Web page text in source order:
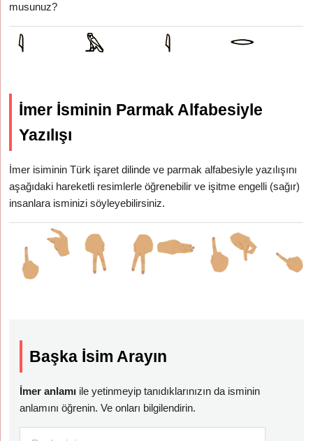
musunuz?
İmer İsminin Parmak Alfabesiyle
Yazılışı
İmer isiminin Türk işaret dilinde ve parmak alfabesiyle yazılışını
aşağıdaki hareketli resimlerle öğrenebilir ve işitme engelli (sağır)
insanlara isminizi söyleyebilirsiniz.
Başka İsim Arayın
İmer anlamı ile yetinmeyip tanıdıklarınızın da isminin
anlamını öğrenin. Ve onları bilgilendirin.